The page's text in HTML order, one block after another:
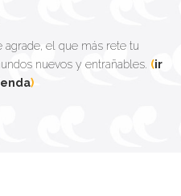
el que más rete tu
nuevos y entrañables. (ir
)